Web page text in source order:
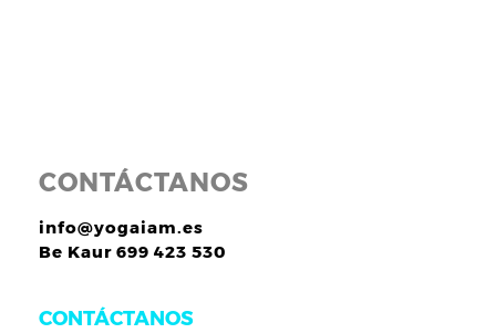
CONTÁCTANOS
info@yogaiam.es
Be Kaur 699 423 530
CONTÁCTANOS